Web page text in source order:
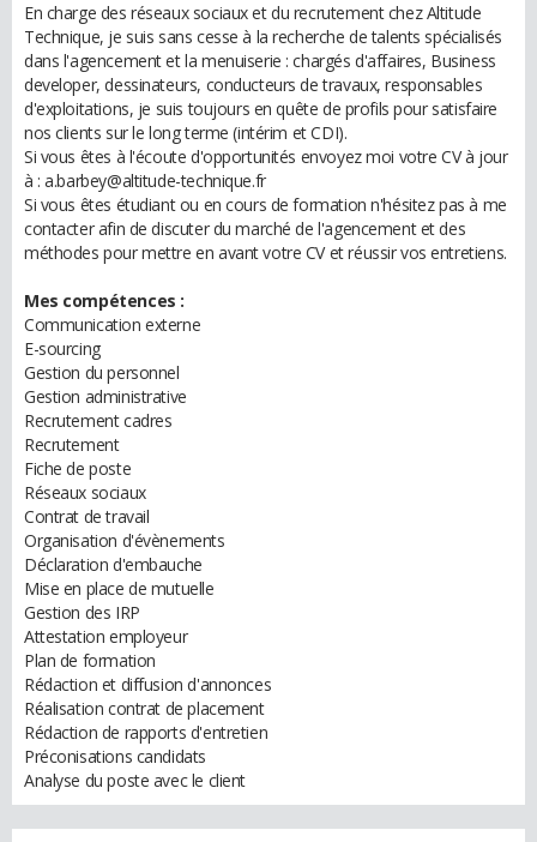
En charge des réseaux sociaux et du recrutement chez Altitude
Technique, je suis sans cesse à la recherche de talents spécialisés
dans l'agencement et la menuiserie : chargés d'affaires, Business
developer, dessinateurs, conducteurs de travaux, responsables
d'exploitations, je suis toujours en quête de profils pour satisfaire
nos clients sur le long terme (intérim et CDI).
Si vous êtes à l'écoute d'opportunités envoyez moi votre CV à jour
à : a.barbey@altitude-technique.fr
Si vous êtes étudiant ou en cours de formation n'hésitez pas à me
contacter afin de discuter du marché de l'agencement et des
méthodes pour mettre en avant votre CV et réussir vos entretiens.
Mes compétences :
Communication externe
E-sourcing
Gestion du personnel
Gestion administrative
Recrutement cadres
Recrutement
Fiche de poste
Réseaux sociaux
Contrat de travail
Organisation d'évènements
Déclaration d'embauche
Mise en place de mutuelle
Gestion des IRP
Attestation employeur
Plan de formation
Rédaction et diffusion d'annonces
Réalisation contrat de placement
Rédaction de rapports d'entretien
Préconisations candidats
Analyse du poste avec le client